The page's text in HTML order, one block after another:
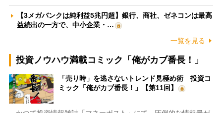
【3メガバンクは純利益5兆円超】銀行、商社、ゼネコンは最高
益続出の一方で、中小企業・…
一覧を見る
投資ノウハウ満載コミック「俺がカブ番長！」
「売り時」を逃さないトレンド見極め術 投資コ
ミック「俺がカブ番長！」【第11回】